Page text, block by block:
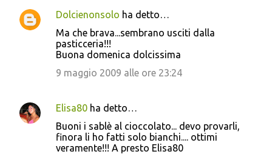
Dolcienonsolo ha detto…
Ma che brava...sembrano usciti dalla
pasticceria!!!
Buona domenica dolcissima
9 maggio 2009 alle ore 23:24
Elisa80 ha detto…
Buoni i sablè al cioccolato... devo provarli,
finora li ho fatti solo bianchi.... ottimi
veramente!!! A presto Elisa80